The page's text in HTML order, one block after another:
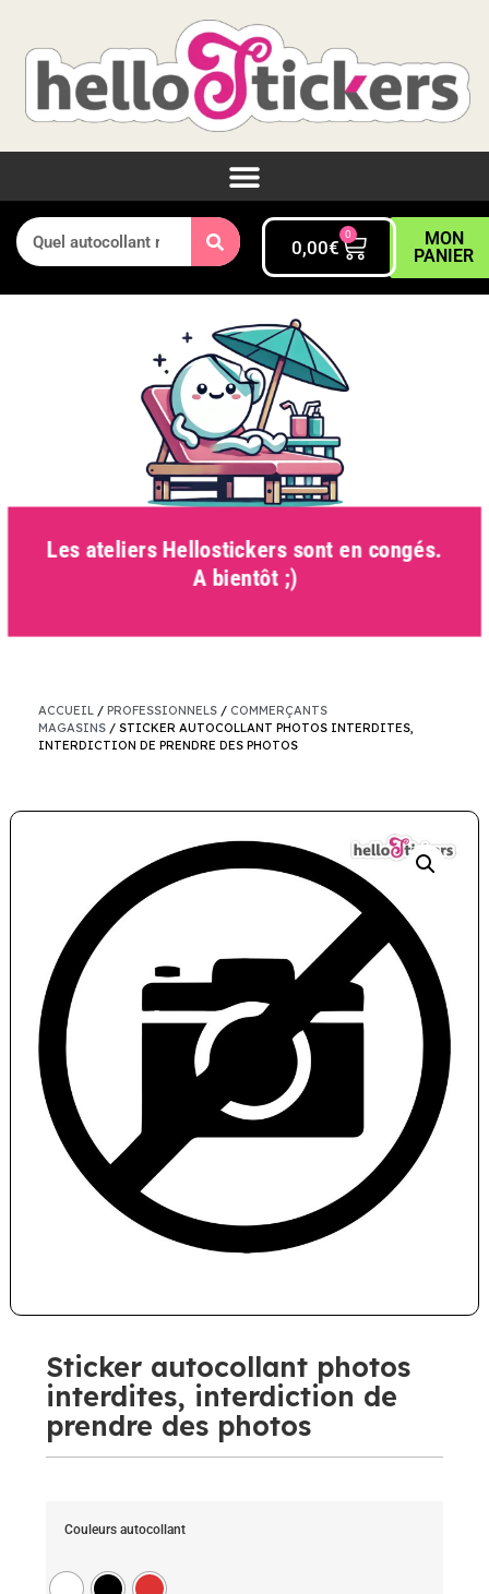
0,00€
0
MON
PANIER
Les ateliers Hellostickers sont en congés.
A bientôt ;)
ACCUEIL/ PROFESSIONNELS/ COMMERÇANTS
MAGASINS/ STICKER AUTOCOLLANT PHOTOS INTERDITES,
INTERDICTION DE PRENDRE DES PHOTOS
Sticker autocollant photos
interdites, interdiction de
prendre des photos
Couleurs autocollant